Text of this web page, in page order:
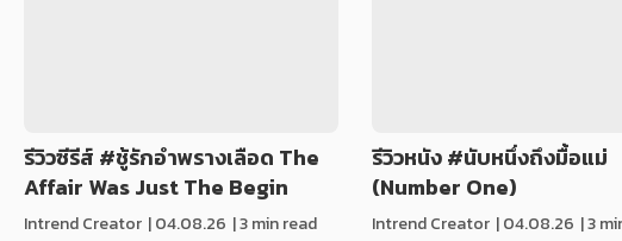
รีวิวซีรีส์ #ชู้รักอำพรางเลือด The
Affair Was Just The Begin
Intrend Creator |04.08.26 | 3 min read
รีวิวหนัง #นับหนึ่งถึงมื้อแม่
(Number One)
Intrend Creator |04.08.26 | 3